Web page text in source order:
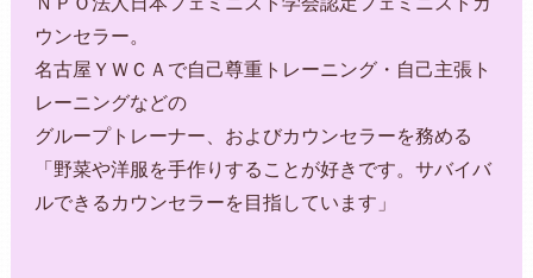
ウンセラー。
名古屋ＹＷＣＡで自己尊重トレーニング・自己主張ト
レーニングなどの
グループトレーナー、およびカウンセラーを務める
「野菜や洋服を手作りすることが好きです。サバイバ
ルできるカウンセラーを目指しています」